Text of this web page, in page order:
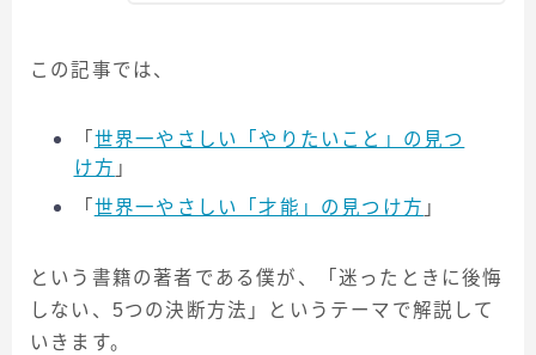
この記事では、
「 世界一やさしい「やりたいこと」の見つ
け方 」
「 世界一やさしい「才能」の見つけ方 」
という書籍の著者である僕が、「迷ったときに後悔
しない、5つの決断方法」というテーマで解説して
いきます。